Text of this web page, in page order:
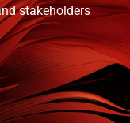
stakeholders